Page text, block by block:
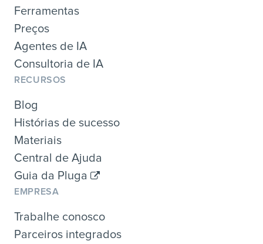
Ferramentas
Preços
Agentes de IA
Consultoria de IA
RECURSOS
Blog
Histórias de sucesso
Materiais
Central de Ajuda
Guia da Pluga
EMPRESA
Trabalhe conosco
Parceiros integrados